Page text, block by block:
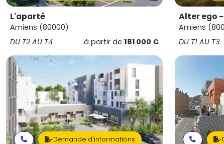
L'aparté
Amiens (80000)
DU T2 AU T4
à partir de 181 000 €
Alter ego -
Amiens
DU T1 AU T3
Demande d'informations